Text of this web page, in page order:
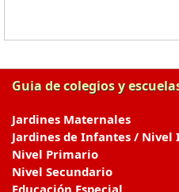
Guia de colegios y
Jardines Maternales
Jardines de Infantes / Nivel
Nivel Primario
Nivel Secundario
Educación Especial